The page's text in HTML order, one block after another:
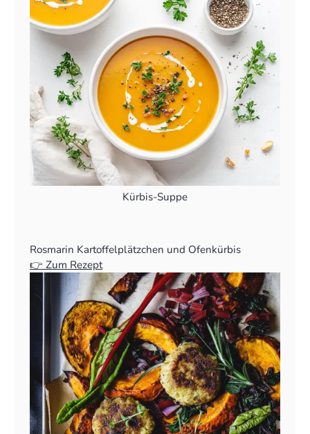
Foodblogs.
Kürbis-Suppe
Rosmarin Kartoffelplätzchen und Ofenkürbis
👉 Zum Rezept